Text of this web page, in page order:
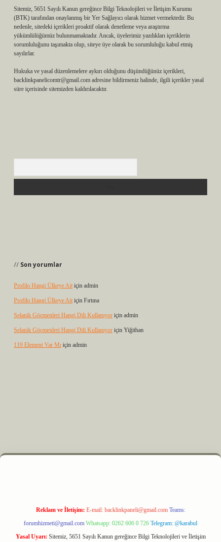
Sitemiz, 5651 Sayılı Kanun gereğince Bilgi Teknolojileri ve İletişim Kurumu
(BTK) tarafından onaylanmış bir Yer Sağlayıcı olarak hizmet vermektedir. Bu
nedenle, sitedeki içerikleri proaktif olarak denetleme veya araştırma
yükümlülüğümüz bulunmamaktadır. Ancak, üyelerimiz yazdıkları içeriklerin
sorumluluğunu taşımakta olup, siteye üye olarak bu sorumluluğu kabul etmiş
sayılırlar.
Hukuka ve yasal düzenlemelere aykırı olduğunu düşündüğünüz içerikleri,
backlinkpanelicomtr@gmail.com adresine bildirmeniz halinde, ilgili içerikler yasal
süre içerisinde sitemizden kaldırılacaktır.
Son yorumlar
Profilo Hangi Ülkeye Ait için admin
Profilo Hangi Ülkeye Ait için Fırtına
Selanik Göçmenleri Hangi Dili Kullanıyor için admin
Selanik Göçmenleri Hangi Dili Kullanıyor için Yiğithan
119 Element Var Mı için admin
elexbet
Reklam ve İletişim: E-mail: backlinkpaneli@gmail.com Teams:
forumhizmeti@gmail.com Whatsapp: 0262 606 0 726 Telegram: @karabul
Yasal Uyarı: Sitemiz, 5651 Sayılı Kanun gereğince Bilgi Teknolojileri ve İletişim